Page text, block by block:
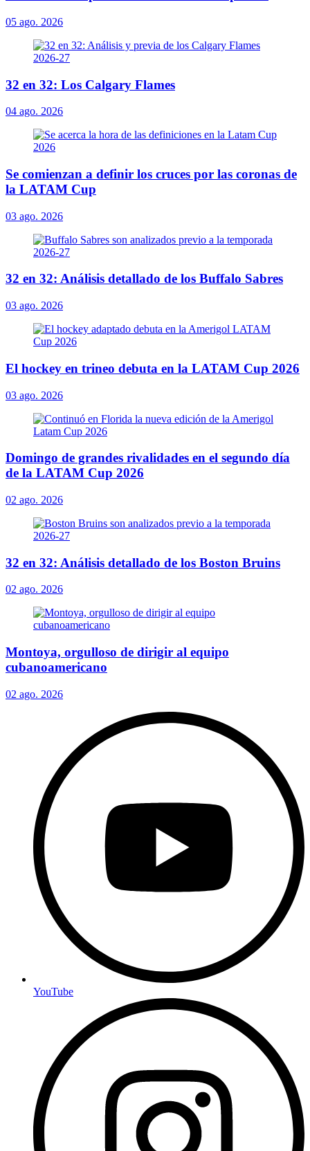
05 ago. 2026
32 en 32: Los Calgary Flames
04 ago. 2026
Se comienzan a definir los cruces por las coronas de
la LATAM Cup
03 ago. 2026
32 en 32: Análisis detallado de los Buffalo Sabres
03 ago. 2026
El hockey en trineo debuta en la LATAM Cup 2026
03 ago. 2026
Domingo de grandes rivalidades en el segundo día
de la LATAM Cup 2026
02 ago. 2026
32 en 32: Análisis detallado de los Boston Bruins
02 ago. 2026
Montoya, orgulloso de dirigir al equipo
cubanoamericano
02 ago. 2026
YouTube